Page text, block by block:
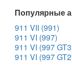
Популярные
911 VII (991)
911 VI (997)
911 VI (997
911 VI (997